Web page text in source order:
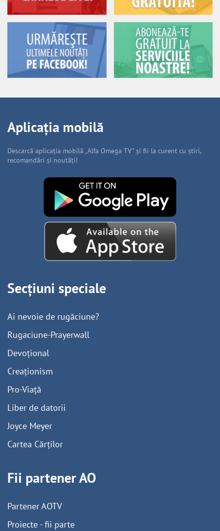
Aplicația mobilă
Descarcă aplicația mobilă „Alfa Omega TV” și fii la curent cu știri,
recomandări și noutăți!
Secțiuni speciale
Ai nevoie de rugăciune?
Rugaciune-Prayerwall
Devoțional
Creaționism
Pro-Viață
Liber de datorii
Joyce Meyer
Cartea Cărților
Fii partener AO
Partener AOTV
Proiecte - fii parte